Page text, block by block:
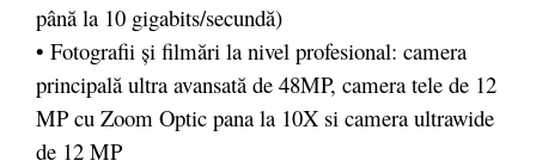
până la 10 gigabits/secundă)
• Fotografii și filmări la nivel profesional: camera
principală ultra avansată de 48MP, camera tele de 12
MP cu Zoom Optic pana la 10X si camera ultrawide
de 12 MP